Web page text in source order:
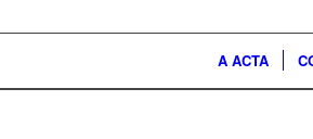
A ACTA